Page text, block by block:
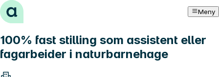
Hopp til innhold Meny
100% fast stilling som assistent eller
fagarbeider i naturbarnehage